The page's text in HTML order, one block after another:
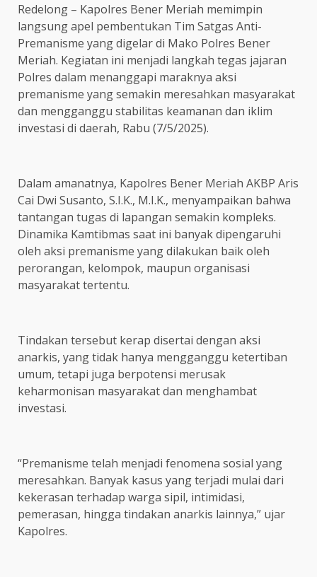
Redelong – Kapolres Bener Meriah memimpin
langsung apel pembentukan Tim Satgas Anti-
Premanisme yang digelar di Mako Polres Bener
Meriah. Kegiatan ini menjadi langkah tegas jajaran
Polres dalam menanggapi maraknya aksi
premanisme yang semakin meresahkan masyarakat
dan mengganggu stabilitas keamanan dan iklim
investasi di daerah, Rabu (7/5/2025).
Dalam amanatnya, Kapolres Bener Meriah AKBP Aris
Cai Dwi Susanto, S.I.K., M.I.K., menyampaikan bahwa
tantangan tugas di lapangan semakin kompleks.
Dinamika Kamtibmas saat ini banyak dipengaruhi
oleh aksi premanisme yang dilakukan baik oleh
perorangan, kelompok, maupun organisasi
masyarakat tertentu.
Tindakan tersebut kerap disertai dengan aksi
anarkis, yang tidak hanya mengganggu ketertiban
umum, tetapi juga berpotensi merusak
keharmonisan masyarakat dan menghambat
investasi.
“Premanisme telah menjadi fenomena sosial yang
meresahkan. Banyak kasus yang terjadi mulai dari
kekerasan terhadap warga sipil, intimidasi,
pemerasan, hingga tindakan anarkis lainnya,” ujar
Kapolres.